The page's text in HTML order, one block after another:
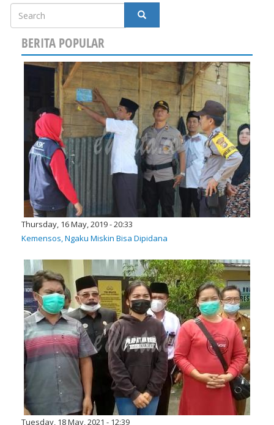
Search
SEARCH
BERITA POPULAR
Thursday, 16 May, 2019 - 20:33
Kemensos, Ngaku Miskin Bisa Dipidana
Tuesday, 18 May, 2021 - 12:39